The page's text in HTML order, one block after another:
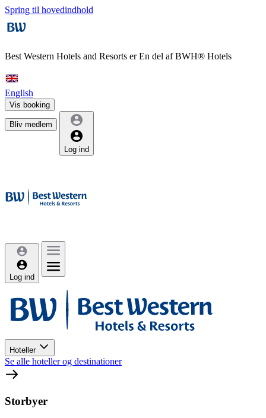
Spring til hovedindhold
Best Western Hotels and Resorts erEn del af BWH® Hotels
English
Vis booking
Bliv medlem
Log ind
Log ind
Hoteller
Se alle hoteller og destinationer
Storbyer